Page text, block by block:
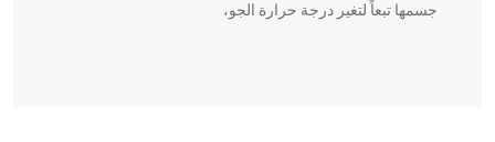
جسمها تبعاً لتغير درجة حرارة الجو،